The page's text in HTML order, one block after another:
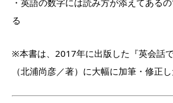
・英語の数字には読み方が添えてある
る
※本書は、2017年に出版した『英会話で
（北浦尚彦／著）に大幅に加筆・修正し